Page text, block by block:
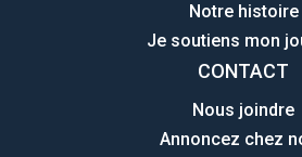
Notre histoire
Je soutiens mon
CONTACT
Nous joindre
Annoncez chez